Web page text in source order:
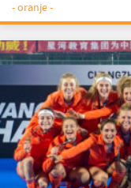
- oranje -